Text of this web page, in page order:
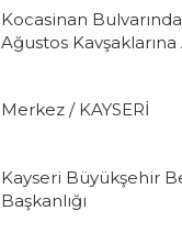
Kocasinan
Ağustos Kavşaklarına
Merkez / KAYSERİ
Kayseri Büyükşehir
Başkanlığı